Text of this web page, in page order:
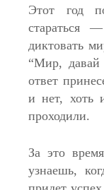
Этот год
стараться
диктовать
“Мир,
ответ
и нет, хоть
проходили.
За это
узнаешь,